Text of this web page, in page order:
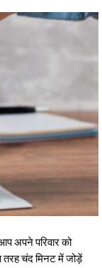
अपने परिवार को
चंद मिनट में जोड़ें